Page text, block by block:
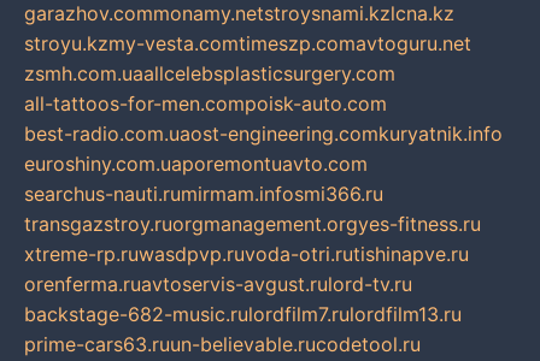
garazhov.commonamy.netstroysnami.kzlcna.kz
stroyu.kzmy-vesta.comtimeszp.comavtoguru.net
zsmh.com.uaallcelebsplasticsurgery.com
all-tattoos-for-men.compoisk-auto.com
best-radio.com.uaost-engineering.comkuryatnik.info
euroshiny.com.uaporemontuavto.com
searchus-nauti.rumirmam.infosmi366.ru
transgazstroy.ruorgmanagement.orgyes-fitness.ru
xtreme-rp.ruwasdpvp.ruvoda-otri.rutishinapve.ru
orenferma.ruavtoservis-avgust.rulord-tv.ru
backstage-682-music.rulordfilm7.rulordfilm13.ru
prime-cars63.ruun-believable.rucodetool.ru